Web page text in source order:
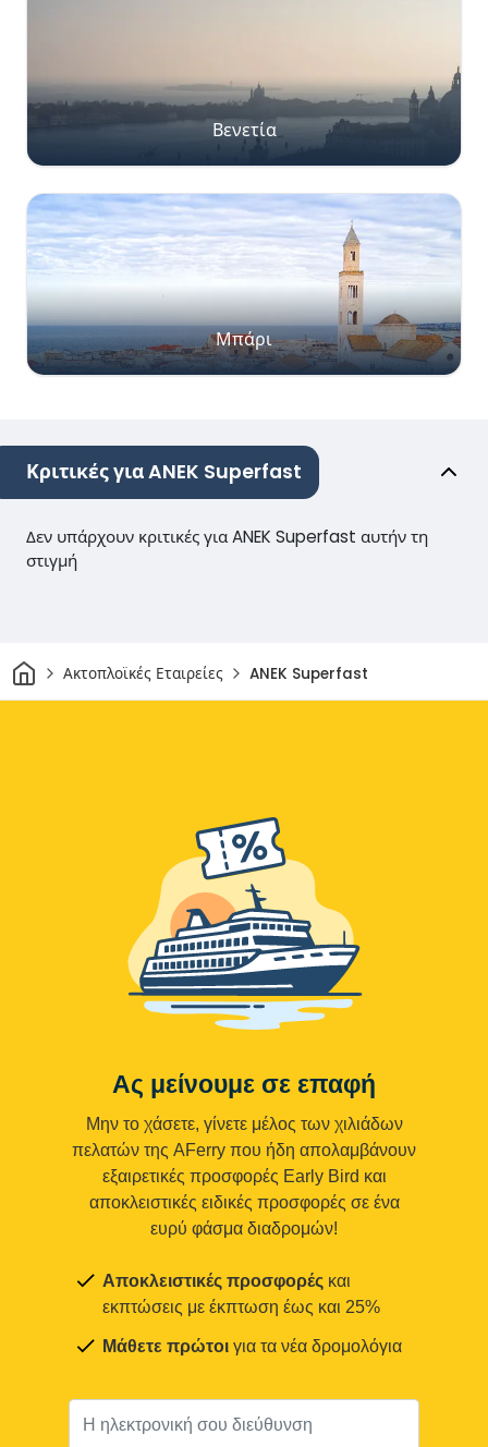
Βενετία
Μπάρι
Κριτικές για ANEK Superfast
Δεν υπάρχουν κριτικές για ANEK Superfast αυτήν τη
στιγμή
ΣπίτιΑκτοπλοϊκές Εταιρείες ANEK Superfast
Ας μείνουμε σε επαφή
Μην το χάσετε, γίνετε μέλος των χιλιάδων
πελατών της AFerry που ήδη απολαμβάνουν
εξαιρετικές προσφορές Early Bird και
αποκλειστικές ειδικές προσφορές σε ένα
ευρύ φάσμα διαδρομών!
Αποκλειστικές προσφορές και
εκπτώσεις με έκπτωση έως και 25%
Μάθετε πρώτοι για τα νέα δρομολόγια